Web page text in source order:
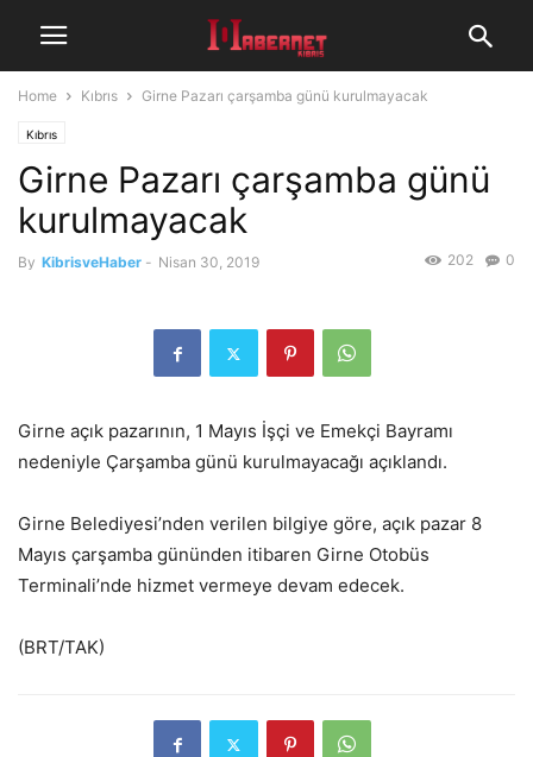
Home Kıbrıs Girne Pazarı çarşamba günü kurulmayacak
Kıbrıs
Girne Pazarı çarşamba günü
kurulmayacak
By KibrisveHaber - Nisan 30, 2019 0
202
Girne açık pazarının, 1 Mayıs İşçi ve Emekçi Bayramı
nedeniyle Çarşamba günü kurulmayacağı açıklandı.
Girne Belediyesi’nden verilen bilgiye göre, açık pazar 8
Mayıs çarşamba gününden itibaren Girne Otobüs
Terminali’nde hizmet vermeye devam edecek.
(BRT/TAK)